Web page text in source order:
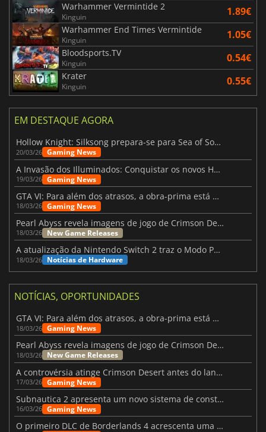
Warhammer Vermintide 2
Kinguin 1.89€
Warhammer End Times Vermintide
Kinguin 1.05€
Bloodsports.TV
Kinguin 0.54€
Krater
Kinguin 0.55€
EM DESTAQUE AGORA
Hollow Knight: Silksong prepara-se para Sea of Sorrow com um patch
20/03/26 Gaming News
A Invasão dos Illuminados: Conquistar os novos Helldivers 2 Atualização!
19/03/26 Gaming News
GTA VI: Para além dos atrasos, a obra-prima está quase a chegar
18/03/26 Gaming News
Pearl Abyss revela imagens de jogo de Crimson Desert para a PS5
18/03/26 New Game Releases
A atualização da Nintendo Switch 2 traz o Modo Portátil aos jogos mais antigos da Switch
18/03/26 Notícias de Hardware
NOTÍCIAS, OPORTUNIDADES
GTA VI: Para além dos atrasos, a obra-prima está quase a chegar
18/03/26 Gaming News
Pearl Abyss revela imagens de jogo de Crimson Desert para a PS5
18/03/26 New Game Releases
A controvérsia atinge Crimson Desert antes do lançamento
17/03/26 Gaming News
Subnautica 2 apresenta um novo sistema de construção de bases
16/03/26 Gaming News
O primeiro DLC de Borderlands 4 acrescenta uma nova personagem e muito mais